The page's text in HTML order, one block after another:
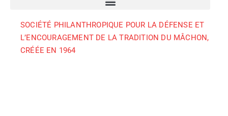
SOCIÉTÉ PHILANTHROPIQUE POUR LA DÉFENSE ET
L’ENCOURAGEMENT DE LA TRADITION DU MÂCHON,
CRÉÉE EN 1964